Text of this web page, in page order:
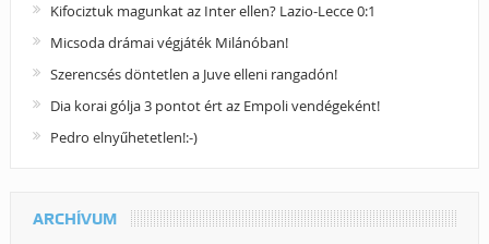
Kifociztuk magunkat az Inter ellen? Lazio-Lecce 0:1
Micsoda drámai végjáték Milánóban!
Szerencsés döntetlen a Juve elleni rangadón!
Dia korai gólja 3 pontot ért az Empoli vendégeként!
Pedro elnyűhetetlen!:-)
ARCHÍVUM